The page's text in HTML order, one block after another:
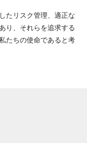
たリスク管理、適正な
り、それらを追求する
たちの使命であると考